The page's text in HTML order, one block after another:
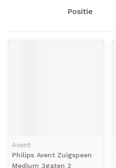
Sorteer op:
Avent
Philips Avent Zuigspeen
Medium 3gaten 2